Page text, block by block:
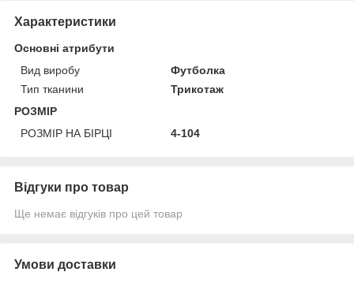
Характеристики
Основні атрибути
Вид виробу
Футболка
Тип тканини
Трикотаж
РОЗМІР
РОЗМІР НА БІРЦІ
4-104
Відгуки про товар
Ще немає відгуків про цей товар
Умови доставки